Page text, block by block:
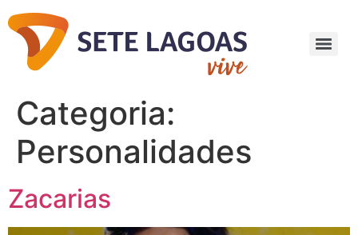
Categoria:
Personalidades
Zacarias